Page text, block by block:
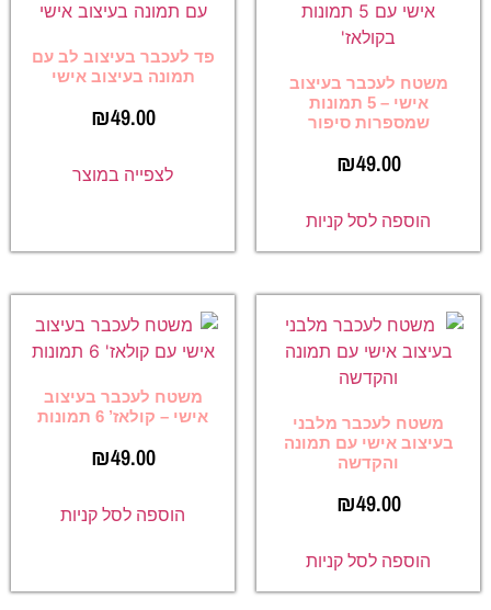
משטח לעכבר בעיצוב
אישי – 5 תמונות
שמספרות סיפור
₪49.00
הוספה לסל קניות
פד לעכבר בעיצוב לב עם
תמונה בעיצוב אישי
₪49.00
לצפייה במוצר
משטח לעכבר מלבני
בעיצוב אישי עם תמונה
והקדשה
₪49.00
הוספה לסל קניות
משטח לעכבר בעיצוב
אישי – קולאז’ 6 תמונות
₪49.00
הוספה לסל קניות